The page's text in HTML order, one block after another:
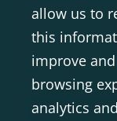
allow us to
this
improve
browsing
analytics